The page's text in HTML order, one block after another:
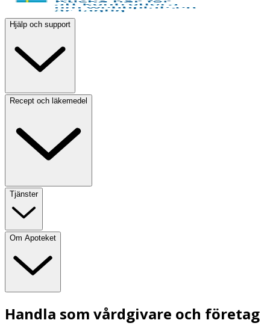
Hjälp och support
Recept och läkemedel
Tjänster
Om Apoteket
Handla som vårdgivare och företag